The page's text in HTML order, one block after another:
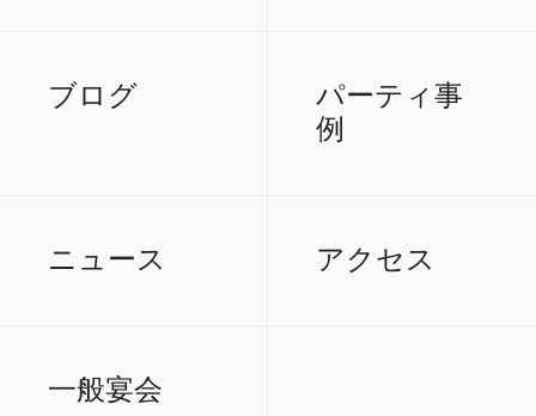
ブログ
パーティ事
例
ニュース アクセス
一般宴会